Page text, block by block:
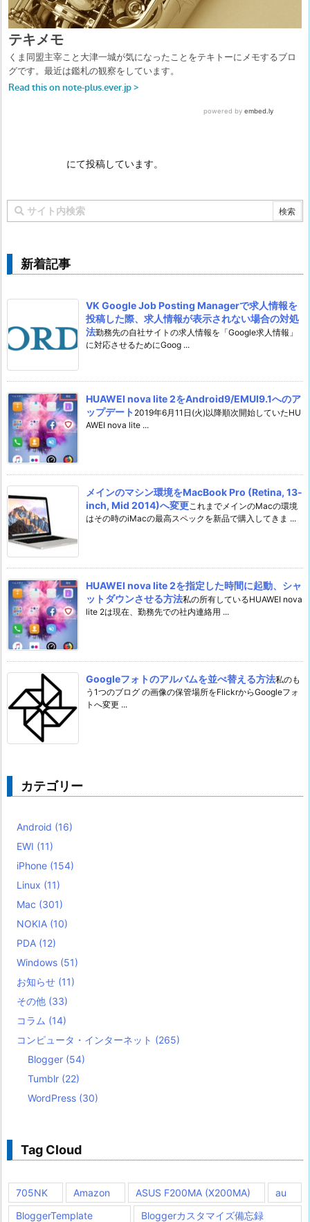
にて投稿しています。
新着記事
VK Google Job Posting Managerで求人情報を
投稿した際、求人情報が表示されない場合の対処
法勤務先の自社サイトの求人情報を「Google求人情報」
に対応させるためにGoog ...
HUAWEI nova lite 2をAndroid9/EMUI9.1へのア
ップデート 2019年6月11日(火)以降順次開始していたHU
AWEI nova lite ...
メインのマシン環境をMacBook Pro (Retina, 13-
inch, Mid 2014)へ変更これまでメインのMacの環境
はその時のiMacの最高スペックを新品で購入してきま ...
HUAWEI nova lite 2を指定した時間に起動、シャ
ットダウンさせる方法私の所有しているHUAWEI nova
lite 2は現在、勤務先での社内連絡用 ...
Googleフォトのアルバムを並べ替える方法私のも
う1つのブログ の画像の保管場所をFlickrからGoogleフォ
トへ変更 ...
カテゴリー
Android (16)
EWI (11)
iPhone (154)
Linux (11)
Mac (301)
NOKIA (10)
PDA (12)
Windows (51)
お知らせ (11)
その他 (33)
コラム (14)
コンピュータ・インターネット (265)
Blogger (54)
Tumblr (22)
WordPress (30)
Tag Cloud
705NK Amazon ASUS F200MA (X200MA)
au
BloggerTemplate
Bloggerカスタマイズ備忘録